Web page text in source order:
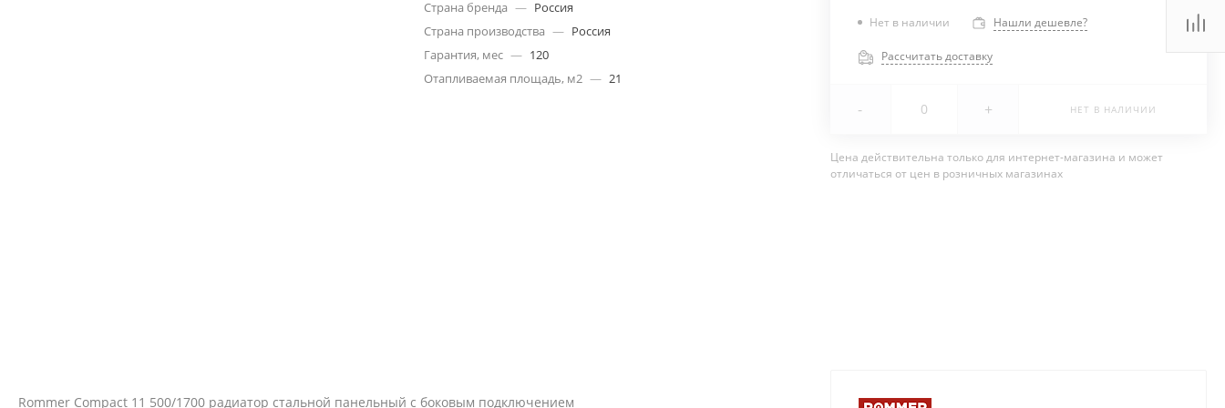
Страна бренда — Россия
Страна производства — Россия
Гарантия, мес — 120
Отапливаемая площадь, м2 — 21
Нет в наличии Нашли дешевле?
Рассчитать доставку
- + НЕТ В НАЛИЧИИ
Цена действительна только для интернет-магазина и может
отличаться от цен в розничных магазинах
Rommer Compact 11 500/1700 радиатор стальной панельный с боковым подключением